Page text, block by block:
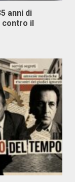
anni di
contro il